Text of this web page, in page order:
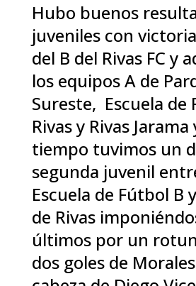
Hubo buenos
juveniles con
del B del Rivas FC y
los equipos A de
Sureste, Escuela de
Rivas y Rivas
tiempo tuvimos un
segunda juvenil
Escuela de Fútbol B
de Rivas
últimos por un
dos goles de